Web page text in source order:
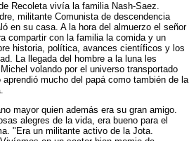
Recoleta vivía la familia Nash-Saez.
militante Comunista de descendencia
en su casa. A la hora del almuerzo el señor
compartir con la familia la comida y un
historia, política, avances científicos y los
La llegada del hombre a la luna les
volando por el universo transportado
mucho del papá como también de la
mayor quien además era su gran amigo.
alegres de la vida, era bueno para el
"Era un militante activo de la Jota.